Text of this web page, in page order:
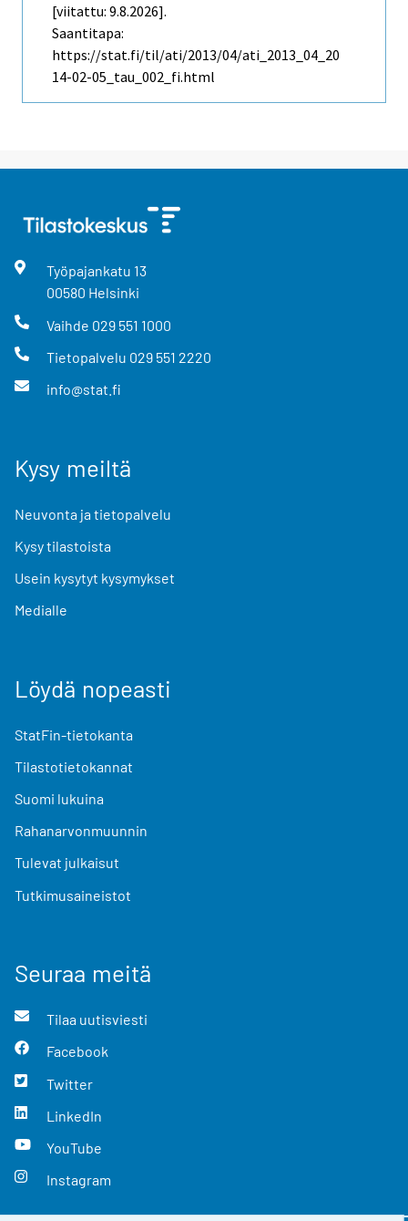
[viitattu: 9.8.2026].
Saantitapa:
https://stat.fi/til/ati/2013/04/ati_2013_04_20
14-02-05_tau_002_fi.html
Työpajankatu 13
00580 Helsinki
Vaihde 029 551 1000
Tietopalvelu 029 551 2220
info@stat.fi
Kysy meiltä
Neuvonta ja tietopalvelu
Kysy tilastoista
Usein kysytyt kysymykset
Medialle
Löydä nopeasti
StatFin-tietokanta
Tilastotietokannat
Suomi lukuina
Rahanarvonmuunnin
Tulevat julkaisut
Tutkimusaineistot
Seuraa meitä
Tilaa uutisviesti
Facebook
Twitter
LinkedIn
YouTube
Instagram